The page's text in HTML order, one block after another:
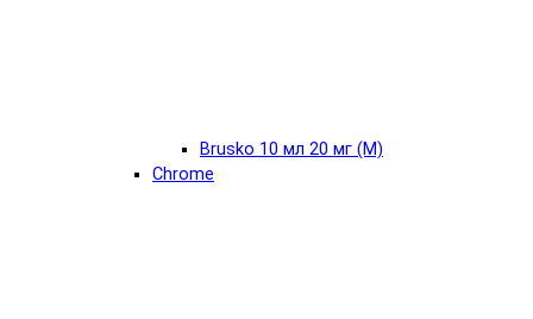
Brusko 10 мл 20 мг (М)
Chrome